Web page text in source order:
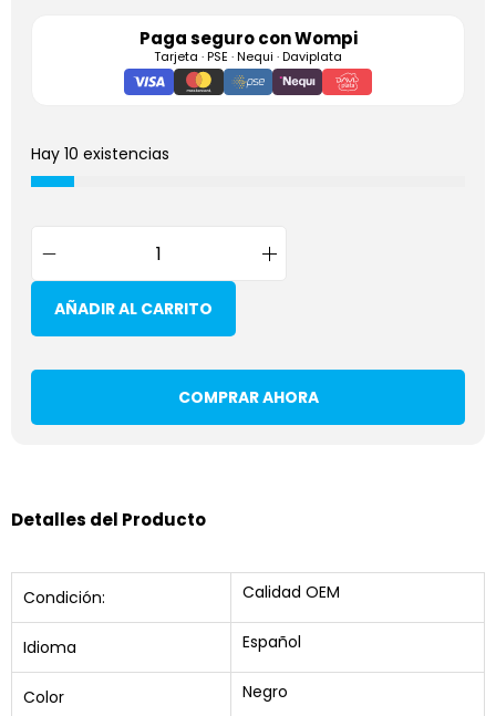
Paga seguro conWompi
Tarjeta · PSE · Nequi · Daviplata
Hay 10 existencias
AÑADIR AL CARRITO
COMPRAR AHORA
Detalles del Producto
Condición: Calidad OEM
Idioma Español
Color Negro